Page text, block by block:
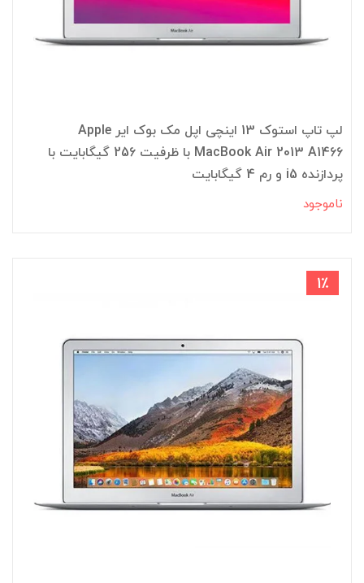
لپ تاپ استوک 13 اینچی اپل مک بوک ایر Apple
MacBook Air 2013 A1466 با ظرفیت 256 گیگابایت با
پردازنده i5 و رم 4 گیگابایت
ناموجود
1٪